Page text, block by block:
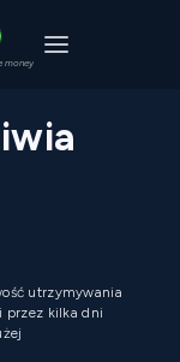
money Toggle
utrzymywania
przez kilka dni